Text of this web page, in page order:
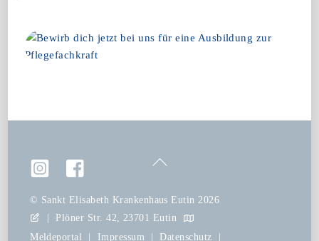
Back
© Sankt Elisabeth Krankenhaus Eutin 2026
| Plöner Str. 42, 23701 Eutin
Meldeportal
| Impressum | Datenschutz |